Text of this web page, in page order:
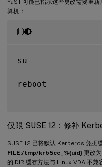
YaST 可能已指示这些更改需要重
算机：
su -
reboot
仅限 SUSE 12：修补
SUSE 12 已将默认 Kerberos 凭据
FILE:/tmp/krb5cc_%{uid} 更改为
的 DIR 缓存方法与 Linux VDA 不